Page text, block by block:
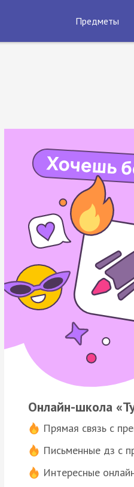
Предметы
Онлайн-школа
Прямая связь с
Письменные дз с
Интересные